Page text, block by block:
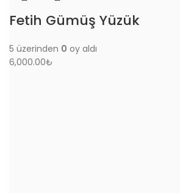
Fetih Gümüş Yüzük
5 üzerinden 0 oy aldı
6,000.00₺